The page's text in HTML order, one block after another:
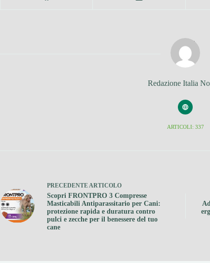
Redazione Italia
ARTICOLI: 337
PRECEDENTEARTICOLO
Scopri FRONTPRO 3 Compresse
Masticabili Antiparassitario per Cani:
protezione rapida e duratura contro
pulci e zecche per il benessere del tuo
cane